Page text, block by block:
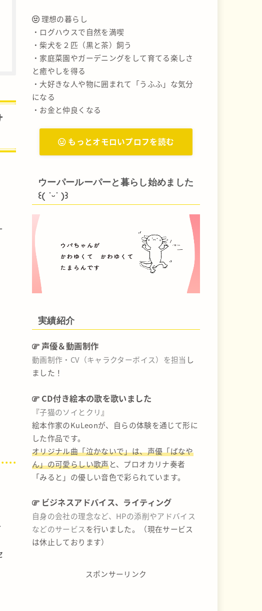
理想の暮らし
・ログハウスで自然を満喫
・柴犬を２匹（黒と茶）飼う
・家庭菜園やガーデニングをして育てる楽しさ
と癒やしを得る
・大好きな人や物に囲まれて「うふふ」な気分
になる
・お金と仲良くなる
もっとオモロいプロフを読む
ウーパールーパーと暮らし始めました
꒰( ˙ᵕ‎˙ )꒱
実績紹介
声優＆動画制作
動画制作・CV（キャラクターボイス）を担当 し
ました！
CD付き絵本の歌を歌いました
『子猫のソイとクリ 』
絵本作家のKuLeonが、自らの体験を通じて形に
した作品です。
オリジナル曲「泣かないで」は、声優「ばなや
ん」の可愛らしい歌声と、プロオカリナ奏者
「みると」の優しい音色で彩られています。
ビジネスアドバイス、ライティング
自身の会社の理念など、HPの添削やアドバイス
などのサービスを行いました。（現在サービス
は休止しております）
スポンサーリンク